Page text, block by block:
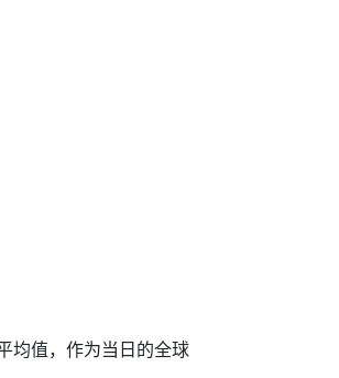
均值，作为当日的全球